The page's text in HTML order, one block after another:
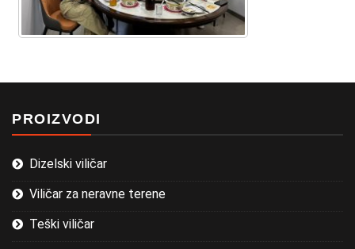
PROIZVODI
Dizelski viličar
Viličar za neravne terene
Teški viličar